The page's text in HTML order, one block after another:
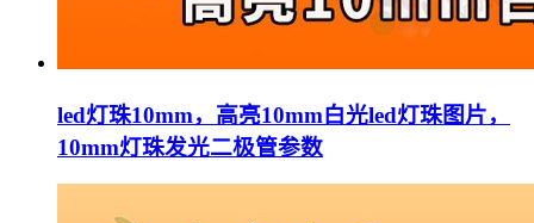
led灯珠10mm，高亮10mm白光led灯珠图片，
10mm灯珠发光二极管参数